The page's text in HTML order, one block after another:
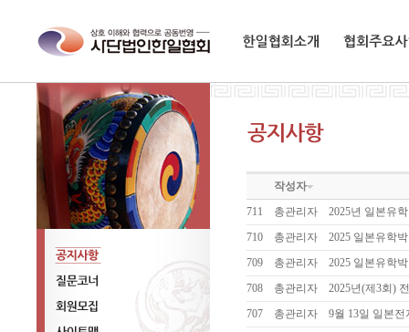
공지사항
질문코너
작성자
711
총관리자
2025년 일본유
710
총관리자
2025 일본유학
709
총관리자
2025 일본유학
708
총관리자
2025년(제3회)
707
총관리자
9월 13일 일본